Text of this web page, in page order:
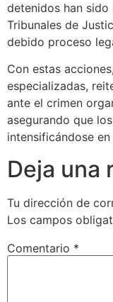
detenidos han
Tribunales de
debido proceso
​Con estas
especializadas,
ante el crimen
asegurando que
intensificándose
Deja una
Tu dirección de
Los campos
Comentario *